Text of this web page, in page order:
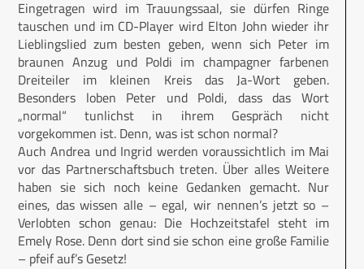
Eingetragen wird im Trauungssaal, sie dürfen Ringe
tauschen und im CD-Player wird Elton John wieder ihr
Lieblingslied zum besten geben, wenn sich Peter im
braunen Anzug und Poldi im champagner farbenen
Dreiteiler im kleinen Kreis das Ja-Wort geben.
Besonders loben Peter und Poldi, dass das Wort
„normal“ tunlichst in ihrem Gespräch nicht
vorgekommen ist. Denn, was ist schon normal?
Auch Andrea und Ingrid werden voraussichtlich im Mai
vor das Partnerschaftsbuch treten. Über alles Weitere
haben sie sich noch keine Gedanken gemacht. Nur
eines, das wissen alle – egal, wir nennen’s jetzt so –
Verlobten schon genau: Die Hochzeitstafel steht im
Emely Rose. Denn dort sind sie schon eine große Familie
– pfeif auf’s Gesetz!